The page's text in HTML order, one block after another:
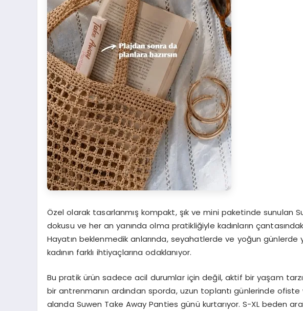
Özel olarak tasarlanmış kompakt, şık ve mini paketinde sunulan
dokusu ve her an yanında olma pratikliğiyle kadınların
Hayatın beklenmedik anlarında, seyahatlerde ve yoğun
kadının farklı ihtiyaçlarına odaklanıyor.
Bu pratik ürün sadece acil durumlar için değil, aktif bir yaşam
bir antrenmanın ardından sporda, uzun toplantı günlerinde
alanda Suwen Take Away Panties günü kurtarıyor. S-XL beden